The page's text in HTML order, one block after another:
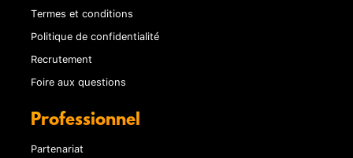
Termes et conditions
Politique de confidentialité
Recrutement
Foire aux questions
Professionnel
Partenariat